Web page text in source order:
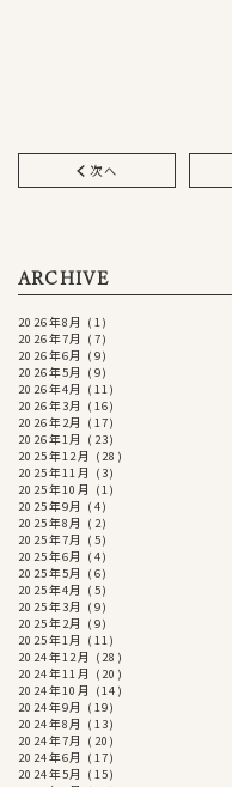
次へ
ARCHIVE
2026年8月 (1)
2026年7月 (7)
2026年6月 (9)
2026年5月 (9)
2026年4月 (11)
2026年3月 (16)
2026年2月 (17)
2026年1月 (23)
2025年12月 (28)
2025年11月 (3)
2025年10月 (1)
2025年9月 (4)
2025年8月 (2)
2025年7月 (5)
2025年6月 (4)
2025年5月 (6)
2025年4月 (5)
2025年3月 (9)
2025年2月 (9)
2025年1月 (11)
2024年12月 (28)
2024年11月 (20)
2024年10月 (14)
2024年9月 (19)
2024年8月 (13)
2024年7月 (20)
2024年6月 (17)
2024年5月 (15)